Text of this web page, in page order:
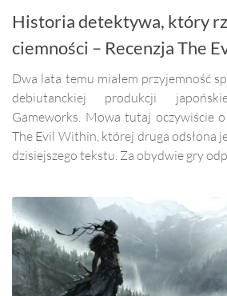
Historia detektywa, który
ciemności – Recenzja The
Dwa lata temu miałem przyjemność
debiutanckiej produkcji
Gameworks. Mowa tutaj oczywiście
The Evil Within, której druga odsłona
dzisiejszego tekstu. Za obydwie gry